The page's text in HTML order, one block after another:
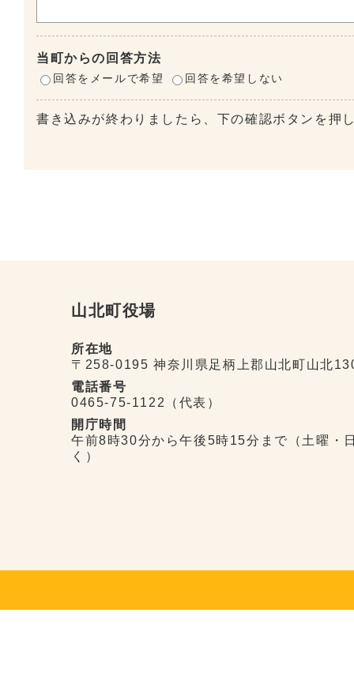
当町からの回答方法
回答をメールで希望 回答を希望しない
書き込みが終わりましたら、下の確認ボタンを押
山北町役場
所在地
〒258-0195 神奈川県足柄上郡山北町山北
電話番号
0465-75-1122（代表）
開庁時間
午前8時30分から午後5時15分まで（土曜・
く）